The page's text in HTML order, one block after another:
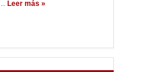
Leer más »